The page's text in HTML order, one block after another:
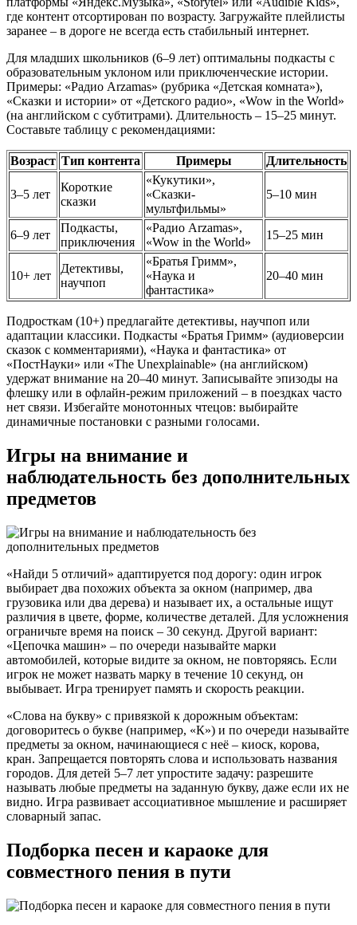
где контент отсортирован по возрасту. Загружайте плейлисты
заранее – в дороге не всегда есть стабильный интернет.
Для младших школьников (6–9 лет) оптимальны подкасты с
образовательным уклоном или приключенческие истории.
Примеры: «Радио Arzamas» (рубрика «Детская комната»),
«Сказки и истории» от «Детского радио», «Wow in the World»
(на английском с субтитрами). Длительность – 15–25 минут.
Составьте таблицу с рекомендациями:
Возраст Тип контента Примеры Длительность
3–5 лет
Короткие
сказки
«Кукутики»,
«Сказки-
мультфильмы»
5–10 мин
6–9 лет
Подкасты,
приключения
«Радио Arzamas»,
«Wow in the World»
15–25 мин
10+ лет
Детективы,
научпоп
«Братья Гримм»,
«Наука и
фантастика»
20–40 мин
Подросткам (10+) предлагайте детективы, научпоп или
адаптации классики. Подкасты «Братья Гримм» (аудиоверсии
сказок с комментариями), «Наука и фантастика» от
«ПостНауки» или «The Unexplainable» (на английском)
удержат внимание на 20–40 минут. Записывайте эпизоды на
флешку или в офлайн-режим приложений – в поездках часто
нет связи. Избегайте монотонных чтецов: выбирайте
динамичные постановки с разными голосами.
Игры на внимание и
наблюдательность без дополнительных
предметов
«Найди 5 отличий» адаптируется под дорогу: один игрок
выбирает два похожих объекта за окном (например, два
грузовика или два дерева) и называет их, а остальные ищут
различия в цвете, форме, количестве деталей. Для усложнения
ограничьте время на поиск – 30 секунд. Другой вариант:
«Цепочка машин» – по очереди называйте марки
автомобилей, которые видите за окном, не повторяясь. Если
игрок не может назвать марку в течение 10 секунд, он
выбывает. Игра тренирует память и скорость реакции.
«Слова на букву» с привязкой к дорожным объектам:
договоритесь о букве (например, «К») и по очереди называйте
предметы за окном, начинающиеся с неё – киоск, корова,
кран. Запрещается повторять слова и использовать названия
городов. Для детей 5–7 лет упростите задачу: разрешите
называть любые предметы на заданную букву, даже если их не
видно. Игра развивает ассоциативное мышление и расширяет
словарный запас.
Подборка песен и караоке для
совместного пения в пути